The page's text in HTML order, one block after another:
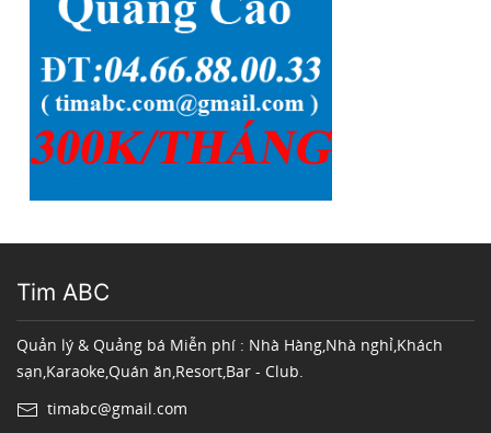
Tim ABC
Quản lý & Quảng bá Miễn phí : Nhà Hàng,Nhà nghỉ,Khách
sạn,Karaoke,Quán ăn,Resort,Bar - Club.
timabc@gmail.com